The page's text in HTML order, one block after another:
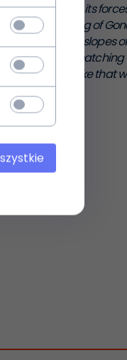
world and its
Elendil, King of
Then, on the slopes
pinnacle of
whirling strike that